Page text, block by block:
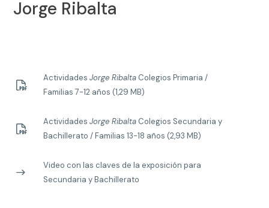
Jorge Ribalta
ActividadesJorge Ribalta Colegios Primaria /
Familias 7-12 años (1,29 MB)
ActividadesJorge Ribalta Colegios Secundaria y
Bachillerato / Familias 13-18 años (2,93 MB)
Video con las claves de la exposición para
Secundaria y Bachillerato